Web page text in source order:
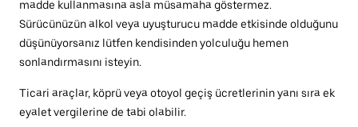
madde kullanmasına asla müsamaha göstermez.
Sürücünüzün alkol veya uyuşturucu madde etkisinde olduğunu
düşünüyorsanız lütfen kendisinden yolculuğu hemen
sonlandırmasını isteyin.
Ticari araçlar, köprü veya otoyol geçiş ücretlerinin yanı sıra ek
eyalet vergilerine de tabi olabilir.